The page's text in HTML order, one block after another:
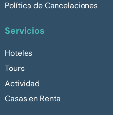
Política de Cancelaciones
Servicios
Hoteles
Tours
Actividad
Casas en Renta